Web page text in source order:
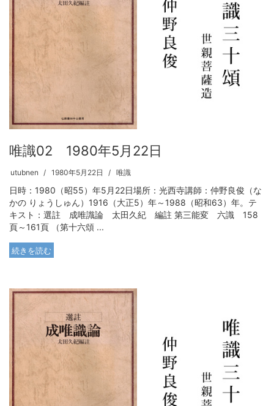
唯識02 1980年5月22日
utubnen 1980年5月22日 唯識
日時：1980（昭55）年5月22日場所：光西寺講師：仲野良俊（な
かの りょうしゅん）1916（大正5）年～1988（昭和63）年。テ
キスト：選註 成唯識論 太田久紀 編註 第三能変 六識 158
頁～161頁 （第十六頌 ...
続きを読む